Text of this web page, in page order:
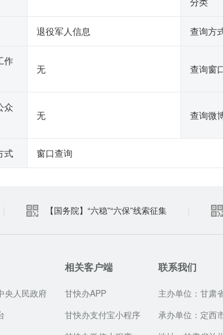
退役军人信息 查询方
作
无 查询窗
众
无 查询微
式 窗口查询
【国务院】“六稳”“六保”线索征集
央人民政府
相关客户端
甘快办APP
甘快办支付宝小程序
联系我们
主办单位：甘肃
承办单位：定西